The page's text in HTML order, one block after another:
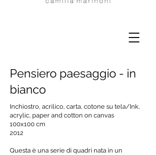
Pensiero paesaggio - in
bianco
Inchiostro, acrilico, carta, cotone su tela/Ink,
acrylic, paper and cotton on canvas
100x100 cm
2012
Questa è una serie di quadri nata in un